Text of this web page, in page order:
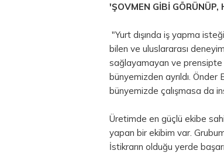
'ŞOVMEN GİBİ GÖRÜNÜP,
"Yurt dışında iş yapma
bilen ve uluslararası
sağlayamayan ve prensipte
bünyemizden ayrıldı.
bünyemizde çalışmasa da
Üretimde en güçlü ekibe
yapan bir ekibim var.
İstikrarın olduğu yerde